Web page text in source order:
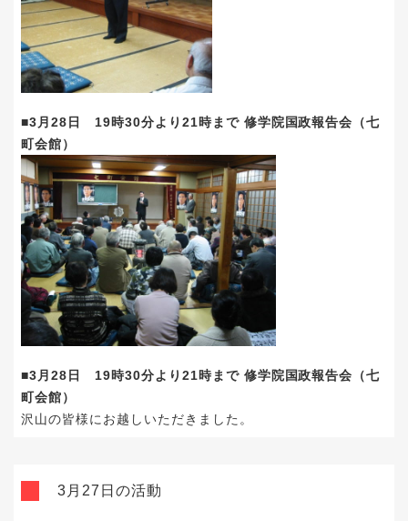
■3月28日 19時30分より21時まで 修学院国政報告会（七
町会館）
■3月28日 19時30分より21時まで 修学院国政報告会（七
町会館）
沢山の皆様にお越しいただきました。
3月27日の活動